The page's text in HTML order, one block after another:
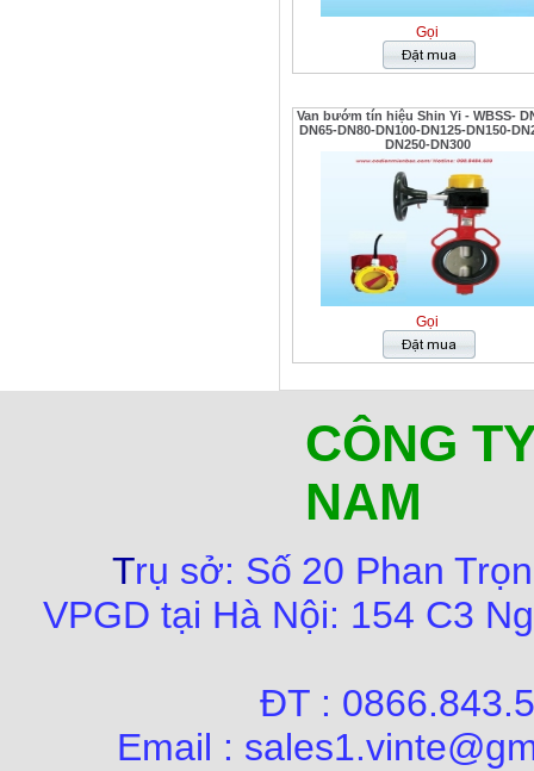
Gọi
Van bướm tín hiệu Shin Yi - WBSS-
DN65-DN80-DN100-DN125-DN150-
DN250-DN300
Gọi
CÔNG
NAM
Trụ sở: Số 20 Phan
VPGD tại Hà Nội: 154 C3
ĐT :
Email :